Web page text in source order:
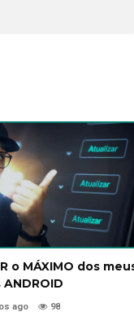
o MÁXIMO dos
ago 98